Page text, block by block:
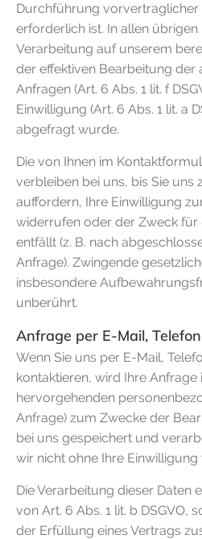
Durchführung vorvertraglicher
erforderlich ist. In allen übrigen
Verarbeitung auf unserem
der effektiven Bearbeitung der
Anfragen (Art. 6 Abs. 1 lit. f
Einwilligung (Art. 6 Abs. 1 lit. a
abgefragt wurde.
Die von Ihnen im
verbleiben bei uns, bis Sie uns
auffordern, Ihre Einwilligung
widerrufen oder der Zweck für
entfällt (z. B. nach
Anfrage). Zwingende
insbesondere
unberührt.
Anfrage per E-Mail,
Wenn Sie uns per E-Mail,
kontaktieren, wird Ihre
hervorgehenden
Anfrage) zum Zwecke der
bei uns gespeichert und
wir nicht ohne Ihre Einwilligung
Die Verarbeitung dieser Daten
von Art. 6 Abs. 1 lit. b DSGVO,
der Erfüllung eines Vertrags